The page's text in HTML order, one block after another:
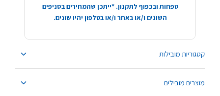
קטגוריות מובילות
מוצרים מובילים
טפחות ובכפוף לתקנון. *ייתכן שהמחירים בסניפים
השונים ו/או באתר ו/או בטלפון יהיו שונים.